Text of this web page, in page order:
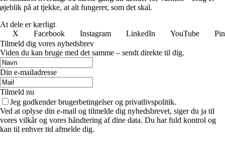
øjeblik på at tjekke, at alt fungerer, som det skal.
At dele er kærligt
X
Facebook Instagram LinkedIn YouTube
Tilmeld dig vores nyhedsbrev
Viden du kan bruge med det samme – sendt direkte til dig.
Din e-mailadresse
Tilmeld nu
Jeg godkender brugerbetingelser og privatlivspolitik.
Ved at oplyse din e-mail og tilmelde dig nyhedsbrevet, siger du ja til
vores vilkår og vores håndtering af dine data. Du har fuld kontrol og
kan til enhver tid afmelde dig.